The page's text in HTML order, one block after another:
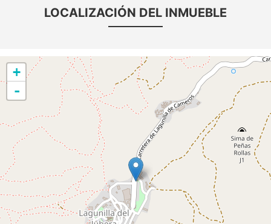
LOCALIZACIÓN DEL INMUEBLE
+
-